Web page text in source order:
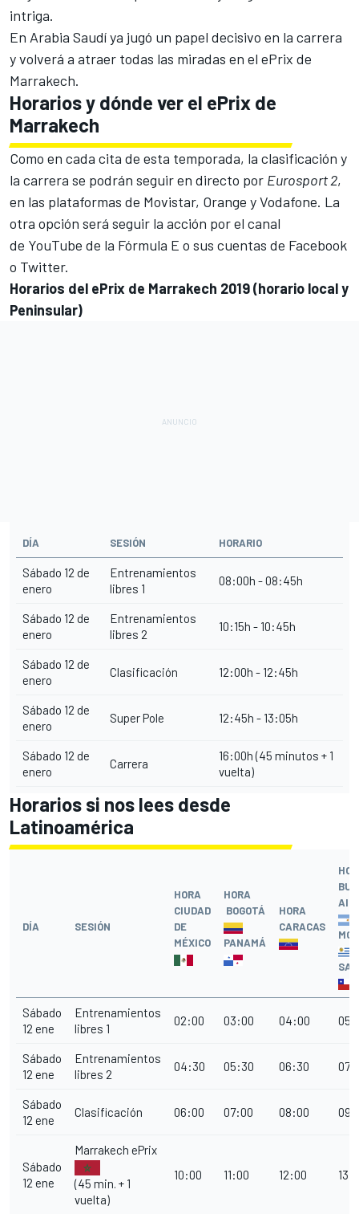
intriga.
En Arabia Saudí ya jugó un papel decisivo en la carrera
y volverá a atraer todas las miradas en el ePrix de
Marrakech.
Horarios y dónde ver el ePrix de
Marrakech
Como en cada cita de esta temporada, la clasificación y
la carrera se podrán seguir en directo por Eurosport 2,
en las plataformas de Movistar, Orange y Vodafone. La
otra opción será seguir la acción por el canal
de YouTube de la Fórmula E o sus cuentas de Facebook
o Twitter.
Horarios del ePrix de Marrakech 2019 (horario local y
Peninsular)
DÍA SESIÓN HORARIO
Sábado 12 de
enero
Entrenamientos
libres 1
08:00h - 08:45h
Sábado 12 de
enero
Entrenamientos
libres 2
10:15h - 10:45h
Sábado 12 de
enero
Clasificación 12:00h - 12:45h
Sábado 12 de
enero
Super Pole 12:45h - 13:05h
Sábado 12 de
enero
Carrera
16:00h (45 minutos + 1
vuelta)
Horarios si nos lees desde
Latinoamérica
Sábado
12 ene
Entrenamientos
libres 1
02:00 03:00 04:00
Sábado
12 ene
Entrenamientos
libres 2
04:30 05:30 06:30
Sábado
12 ene
Clasificación 06:00 07:00 08:00
Sábado
12 ene
Marrakech ePrix
(45 min. + 1
vuelta)
10:00 11:00 12:00
DÍA SESIÓN
HORA
CIUDAD
DE
MÉXICO
HORA
BOGOTÁ
PANAMÁ
HORA
CARACAS